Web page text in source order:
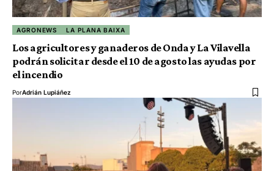
AGRONEWS LA PLANA BAIXA
Los agricultores y ganaderos de Onda y La Vilavella
podrán solicitar desde el 10 de agosto las ayudas por
el incendio
PorAdrián Lupiáñez